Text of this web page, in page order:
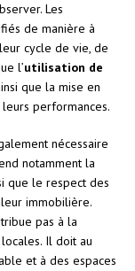
Les
de manière à
cycle de vie, de
l’utilisation de
que la mise en
performances.
nécessaire
notamment la
que le respect des
immobilière.
pas à la
Il doit au
et à des espaces